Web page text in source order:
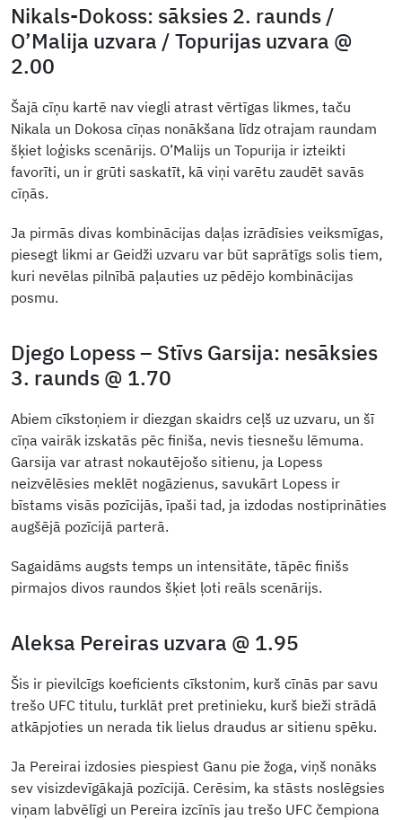
Nikals-Dokoss: sāksies 2. raunds /
O’Malija uzvara / Topurijas uzvara @
2.00
Šajā cīņu kartē nav viegli atrast vērtīgas likmes, taču
Nikala un Dokosa cīņas nonākšana līdz otrajam raundam
šķiet loģisks scenārijs. O’Malijs un Topurija ir izteikti
favorīti, un ir grūti saskatīt, kā viņi varētu zaudēt savās
cīņās.
Ja pirmās divas kombinācijas daļas izrādīsies veiksmīgas,
piesegt likmi ar Geidži uzvaru var būt saprātīgs solis tiem,
kuri nevēlas pilnībā paļauties uz pēdējo kombinācijas
posmu.
Djego Lopess – Stīvs Garsija: nesāksies
3. raunds @ 1.70
Abiem cīkstoņiem ir diezgan skaidrs ceļš uz uzvaru, un šī
cīņa vairāk izskatās pēc finiša, nevis tiesnešu lēmuma.
Garsija var atrast nokautējošo sitienu, ja Lopess
neizvēlēsies meklēt nogāzienus, savukārt Lopess ir
bīstams visās pozīcijās, īpaši tad, ja izdodas nostiprināties
augšējā pozīcijā parterā.
Sagaidāms augsts temps un intensitāte, tāpēc finišs
pirmajos divos raundos šķiet ļoti reāls scenārijs.
Aleksa Pereiras uzvara @ 1.95
Šis ir pievilcīgs koeficients cīkstonim, kurš cīnās par savu
trešo UFC titulu, turklāt pret pretinieku, kurš bieži strādā
atkāpjoties un nerada tik lielus draudus ar sitienu spēku.
Ja Pereirai izdosies piespiest Ganu pie žoga, viņš nonāks
sev visizdevīgākajā pozīcijā. Cerēsim, ka stāsts noslēgsies
viņam labvēlīgi un Pereira izcīnīs jau trešo UFC čempiona